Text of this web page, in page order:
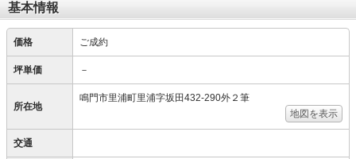
基本情報
価格 ご成約
坪単価 －
所在地
鳴門市里浦町里浦字坂田432-290外２筆
地図を表示
交通